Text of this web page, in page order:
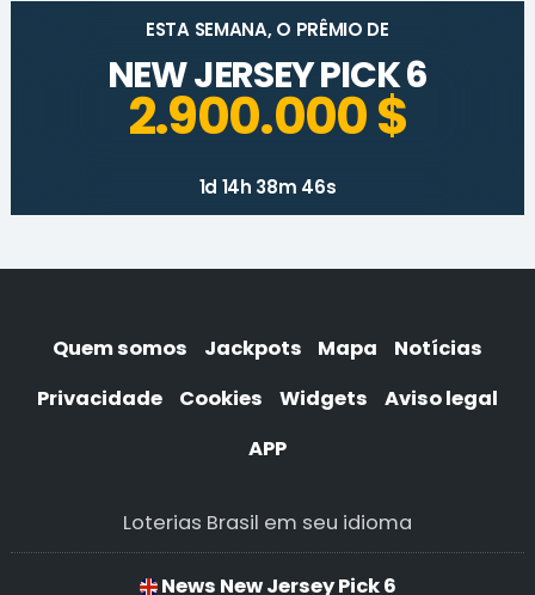
ESTA SEMANA, O PRÊMIO DE
NEW JERSEY PICK 6
2.900.000 $
1d 14h 38m 46s
Quem somos Jackpots Mapa
Notícias
Privacidade
Cookies Widgets
Aviso legal
APP
Loterias Brasil em seu idioma
News New Jersey Pick 6